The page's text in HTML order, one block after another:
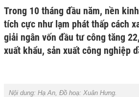
Trong 10 tháng đầu năm, nền
tích cực như lạm phát thấp cách
giải ngân vốn đầu tư công tăng
xuất khẩu, sản xuất công nghiệp
Nội dung: Hạ An, Đồ hoạ: Xuân Hưng.